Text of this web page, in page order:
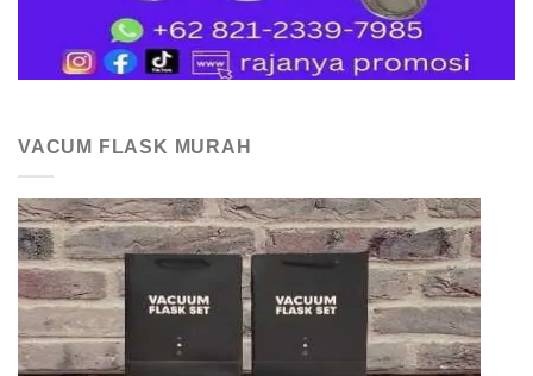
VACUM FLASK MURAH